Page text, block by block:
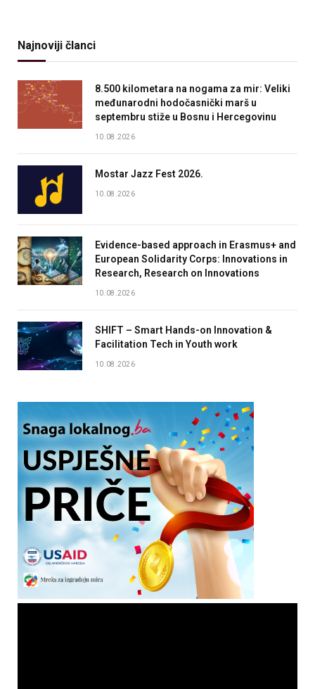
Najnoviji članci
8.500 kilometara na nogama za mir: Veliki
međunarodni hodočasnički marš u
septembru stiže u Bosnu i Hercegovinu
10.08.2026
Mostar Jazz Fest 2026.
10.08.2026
Evidence-based approach in Erasmus+ and
European Solidarity Corps: Innovations in
Research, Research on Innovations
10.08.2026
SHIFT – Smart Hands-on Innovation &
Facilitation Tech in Youth work
10.08.2026